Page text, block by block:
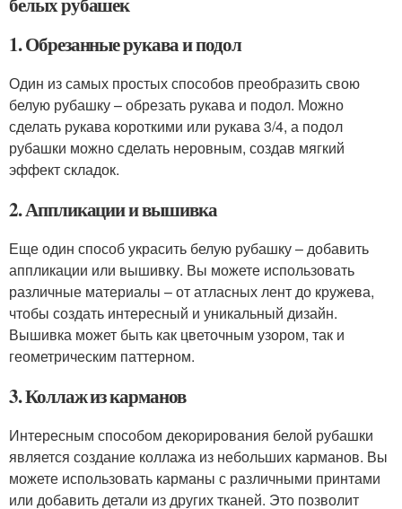
1. Обрезанные рукава и подол
Один из самых простых способов преобразить свою
белую рубашку – обрезать рукава и подол. Можно
сделать рукава короткими или рукава 3/4, а подол
рубашки можно сделать неровным, создав мягкий
эффект складок.
2. Аппликации и вышивка
Еще один способ украсить белую рубашку – добавить
аппликации или вышивку. Вы можете использовать
различные материалы – от атласных лент до кружева,
чтобы создать интересный и уникальный дизайн.
Вышивка может быть как цветочным узором, так и
геометрическим паттерном.
3. Коллаж из карманов
Интересным способом декорирования белой рубашки
является создание коллажа из небольших карманов. Вы
можете использовать карманы с различными принтами
или добавить детали из других тканей. Это позволит